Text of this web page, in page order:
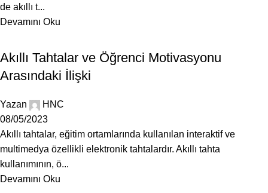
de akıllı t...
Devamını Oku
Akıllı Tahtalar ve Öğrenci Motivasyonu
Arasındaki İlişki
Yazan
HNC
08/05/2023
Akıllı tahtalar, eğitim ortamlarında kullanılan interaktif ve
multimedya özellikli elektronik tahtalardır. Akıllı tahta
kullanımının, ö...
Devamını Oku